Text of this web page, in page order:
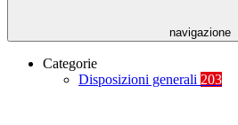
navigazione
Categorie
Disposizioni generali 203